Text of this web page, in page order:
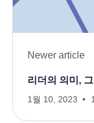
Newer article
리더의 의미,
1월 10, 2023